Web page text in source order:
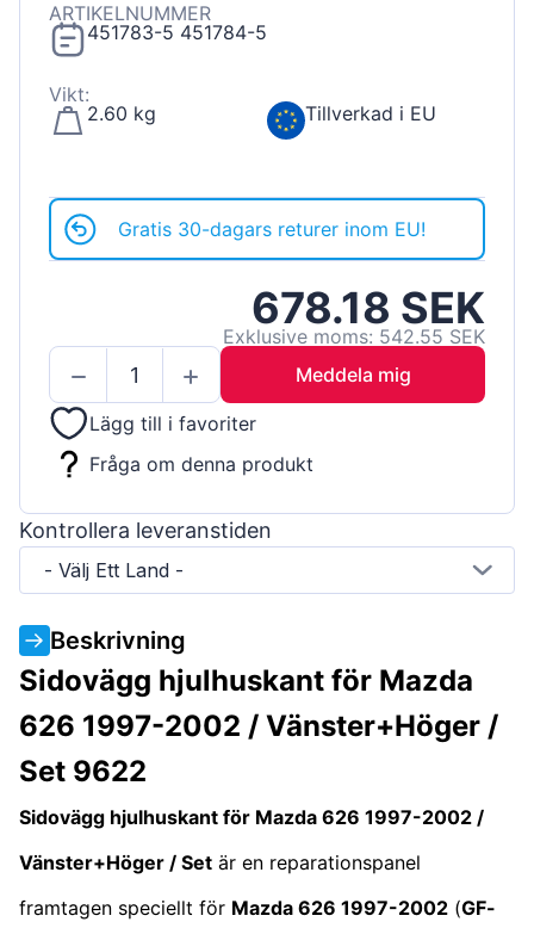
ARTIKELNUMMER
451783-5 451784-5
Vikt:
2.60 kg
Tillverkad i EU
Gratis 30-dagars returer inom EU!
678.18 SEK
Exklusive moms: 542.55 SEK
Meddela mig
Lägg till i favoriter
Fråga om denna produkt
Kontrollera leveranstiden
- Välj Ett Land -
Beskrivning
Sidovägg hjulhuskant för Mazda
626 1997-2002 / Vänster+Höger /
Set 9622
Sidovägg hjulhuskant för Mazda 626 1997-2002 /
Vänster+Höger / Set är en reparationspanel
framtagen speciellt för Mazda 626 1997-2002 (GF-